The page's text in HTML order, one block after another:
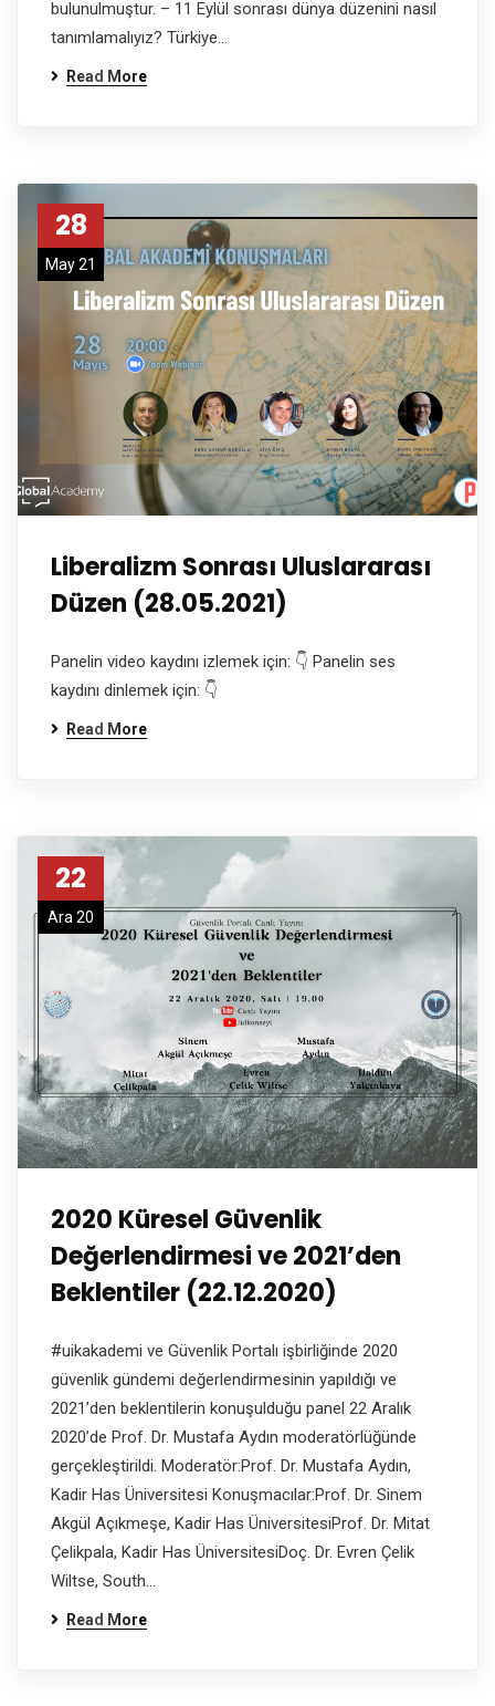
bulunulmuştur. – 11 Eylül sonrası dünya düzenini nasıl
tanımlamalıyız? Türkiye…
Read More
28
May 21
Liberalizm Sonrası Uluslararası
Düzen (28.05.2021)
Panelin video kaydını izlemek için: 👇 Panelin ses
kaydını dinlemek için: 👇
Read More
22
Ara 20
2020 Küresel Güvenlik
Değerlendirmesi ve 2021’den
Beklentiler (22.12.2020)
#uikakademi ve Güvenlik Portalı işbirliğinde 2020
güvenlik gündemi değerlendirmesinin yapıldığı ve
2021’den beklentilerin konuşulduğu panel 22 Aralık
2020’de Prof. Dr. Mustafa Aydın moderatörlüğünde
gerçekleştirildi. Moderatör:Prof. Dr. Mustafa Aydın,
Kadir Has Üniversitesi Konuşmacılar:Prof. Dr. Sinem
Akgül Açıkmeşe, Kadir Has ÜniversitesiProf. Dr. Mitat
Çelikpala, Kadir Has ÜniversitesiDoç. Dr. Evren Çelik
Wiltse, South…
Read More